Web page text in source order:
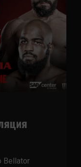
Bellator